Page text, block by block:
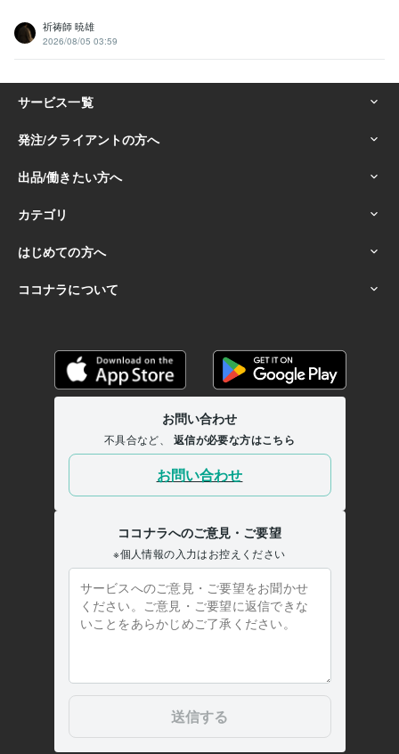
祈祷師 暁雄
2026/08/05 03:59